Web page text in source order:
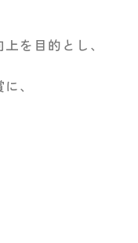
を目的とし、
、